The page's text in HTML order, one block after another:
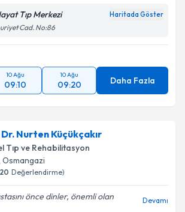
Tıp Merkezi Haritada Göster
Cad. No:86
10 Ağu
09:10
10 Ağu
09:20 Daha Fazla
Nurten Küçükçakır
Tıp ve Rehabilitasyon
Osmangazi
Değerlendirme)
önce dinler, önemli olan
Devamı